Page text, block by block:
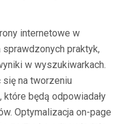
internetowe w
praktyk,
w wyszukiwarkach.
na tworzeniu
będą odpowiadały
Optymalizacja on-page